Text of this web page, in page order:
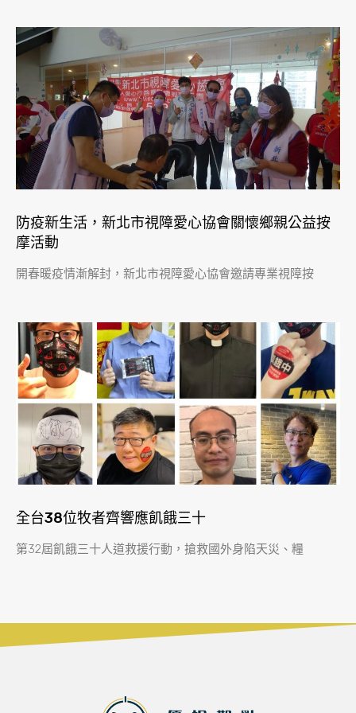
防疫新生活，新北市視障愛心協會​關懷鄉親公益按
摩活動
開春暖疫情漸解封，新北市視障愛心協會邀請專業視障按
全台38位牧者齊響應飢餓三十
第32屆飢餓三十人道救援行動，搶救國外身陷天災、糧